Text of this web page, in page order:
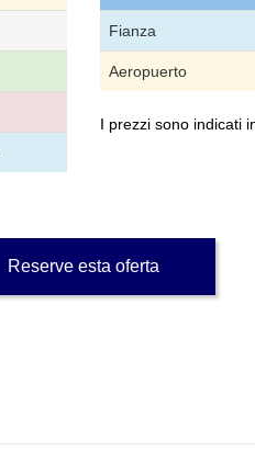
Fianza
Aeropuerto
I prezzi sono indicati
Reserve esta oferta